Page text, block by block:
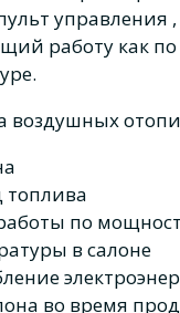
управления ,
работу как
воздушных
по
в салоне
во время